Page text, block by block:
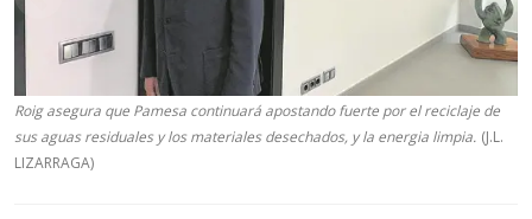
Roig asegura que Pamesa continuará apostando fuerte por el reciclaje de
sus aguas residuales y los materiales desechados, y la energia limpia. (J.L.
LIZARRAGA)